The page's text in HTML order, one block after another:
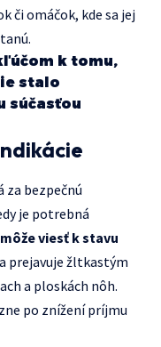
či omáčok, kde sa jej
k tomu,
stalo
súčasťou
za bezpečnú
je potrebná
viesť k stavu
prejavuje žltkastým
a ploskách nôh.
po znížení príjmu